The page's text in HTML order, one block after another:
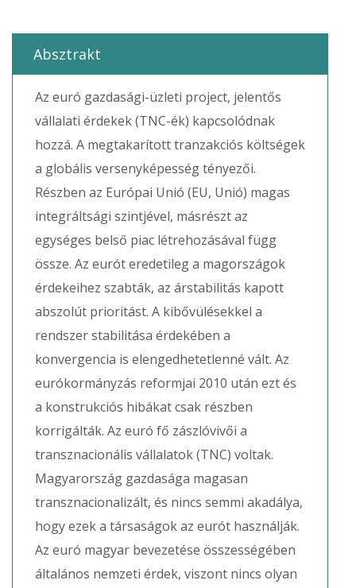
Absztrakt
Az euró gazdasági-üzleti project, jelentős
vállalati érdekek (TNC-ék) kapcsolódnak
hozzá. A megtakarított tranzakciós költségek
a globális versenyképesség tényezői.
Részben az Európai Unió (EU, Unió) magas
integráltsági szintjével, másrészt az
egységes belső piac létrehozásával függ
össze. Az eurót eredetileg a magországok
érdekeihez szabták, az árstabilitás kapott
abszolút prioritást. A kibővülésekkel a
rendszer stabilitása érdekében a
konvergencia is elengedhetetlenné vált. Az
eurókormányzás reformjai 2010 után ezt és
a konstrukciós hibákat csak részben
korrigálták. Az euró fő zászlóvivői a
transznacionális vállalatok (TNC) voltak.
Magyarország gazdasága magasan
transznacionalizált, és nincs semmi akadálya,
hogy ezek a társaságok az eurót használják.
Az euró magyar bevezetése összességében
általános nemzeti érdek, viszont nincs olyan